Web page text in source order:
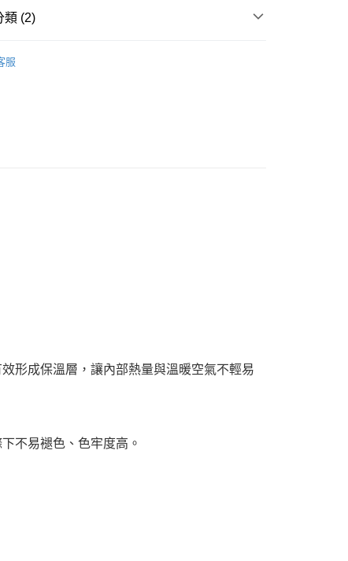
類 (2)
服
形成保溫層，讓內部熱量與溫暖空氣不輕易
不易褪色、色牢度高。